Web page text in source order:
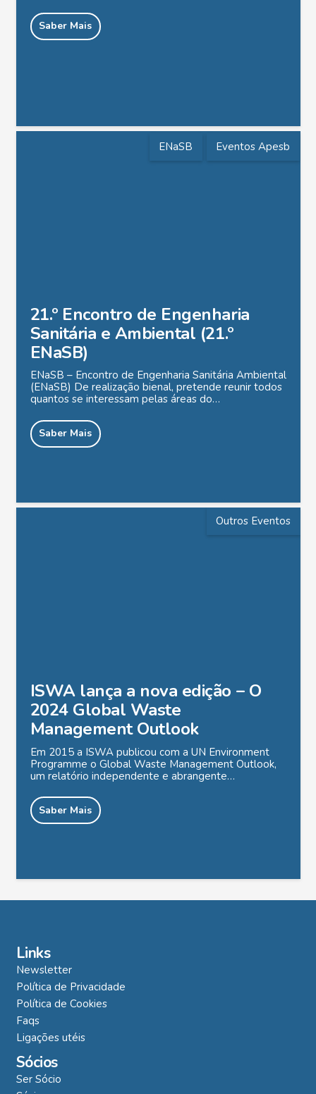
Saber Mais
ENaSB Eventos Apesb
21.º Encontro de Engenharia
Sanitária e Ambiental (21.º
ENaSB)
ENaSB – Encontro de Engenharia Sanitária Ambiental
(ENaSB) De realização bienal, pretende reunir todos
quantos se interessam pelas áreas do…
Saber Mais
Outros Eventos
ISWA lança a nova edição – O
2024 Global Waste
Management Outlook
Em 2015 a ISWA publicou com a UN Environment
Programme o Global Waste Management Outlook,
um relatório independente e abrangente…
Saber Mais
Links
Newsletter
Política de Privacidade
Política de Cookies
Faqs
Ligações utéis
Sócios
Ser Sócio